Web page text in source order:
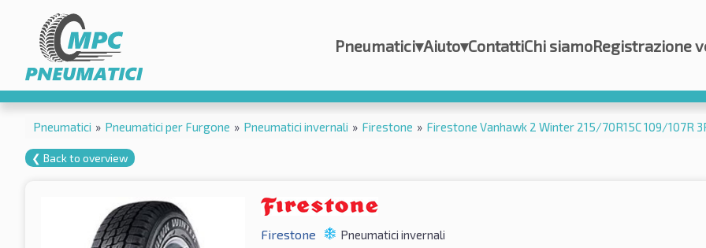
Pneumatici▾Aiuto▾ContattiChi siamoRegistrazione
Pneumatici » Pneumatici per Furgone » Pneumatici invernali » Firestone » Firestone Vanhawk 2 Winter 215/70R15C 109/107R
❮ Back to overview
Firestone Pneumatici invernali